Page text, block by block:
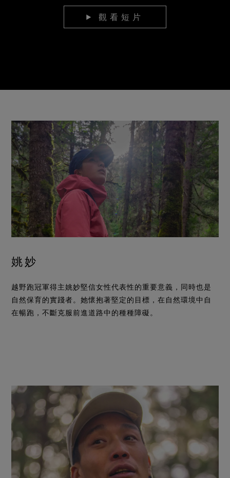
觀看短片
姚妙
越野跑冠軍得主姚妙堅信女性代表性的重要意義，同時也是
自然保育的實踐者。她懷抱著堅定的目標，在自然環境中自
在暢跑，不斷克服前進道路中的種種障礙。